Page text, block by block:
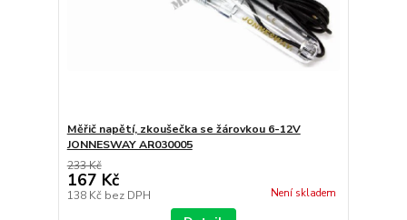
Měřič napětí, zkoušečka se žárovkou 6-12V
JONNESWAY AR030005
233 Kč
167 Kč
138 Kč bez DPH Není skladem